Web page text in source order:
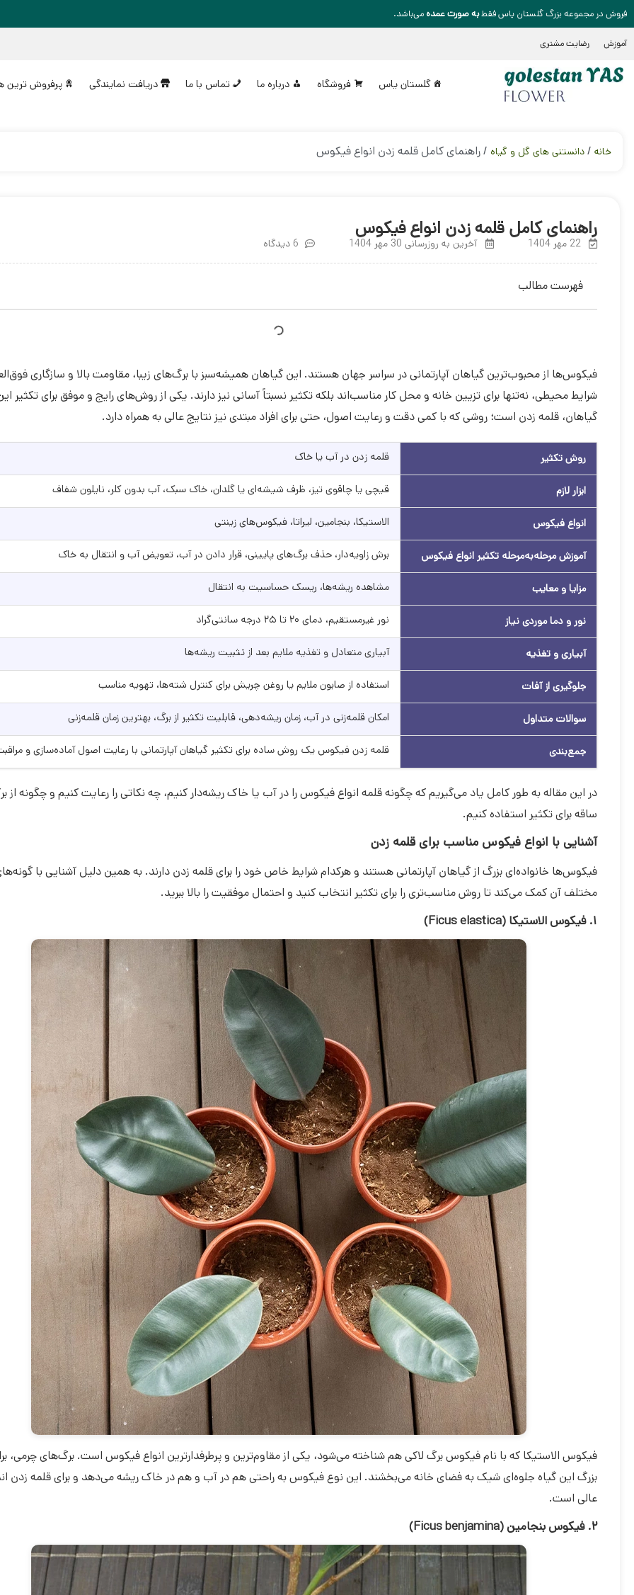
فروش در مجموعه بزرگ گلستان یاس فقطبه صورت عمده می‌باشد.
آموزش رضایت مشتری
گلستان یاس فروشگاه درباره ما تماس با ما دریافت نمایندگی پرفروش ترین
خانه / دانستنی های گل و گیاه / راهنمای کامل قلمه زدن انواع فیکوس
راهنمای کامل قلمه زدن انواع فیکوس
22 مهر 1404 آخرین به روزرسانی 30 مهر 1404 6 دیدگاه
فهرست مطالب
فیکوس‌ها از محبوب‌ترین گیاهان آپارتمانی در سراسر جهان هستند. این گیاهان همیشه‌سبز با برگ‌های زیبا، مقاومت بالا و سازگاری
شرایط محیطی، نه‌تنها برای تزیین خانه و محل کار مناسب‌اند بلکه تکثیر نسبتاً آسانی نیز دارند. یکی از روش‌های رایج و موفق برای تکثیر
گیاهان، قلمه زدن است؛ روشی که با کمی دقت و رعایت اصول، حتی برای افراد مبتدی نیز نتایج عالی به همراه دارد.
روش تکثیر قلمه زدن در آب یا خاک
ابزار لازم قیچی یا چاقوی تیز، ظرف شیشه‌ای یا گلدان، خاک سبک، آب بدون کلر، نایلون شفاف
انواع فیکوس‌ الاستیکا، بنجامین، لیراتا، فیکوس‌های زینتی
آموزش مرحله‌به‌مرحله تکثیر انواع فیکوس برش زاویه‌دار، حذف برگ‌های پایینی، قرار دادن در آب، تعویض آب و انتقال به خاک
مزایا و معایب مشاهده ریشه‌ها، ریسک حساسیت به انتقال
نور و دما موردی نیاز نور غیرمستقیم، دمای ۲۰ تا ۲۵ درجه سانتی‌گراد
آبیاری و تغذیه آبیاری متعادل و تغذیه ملایم بعد از تثبیت ریشه‌ها
جلوگیری از آفات استفاده از صابون ملایم یا روغن چریش برای کنترل شته‌ها، تهویه مناسب
سوالات متداول امکان قلمه‌زنی در آب، زمان ریشه‌دهی، قابلیت تکثیر از برگ، بهترین زمان قلمه‌زنی
جمع‌بندی قلمه زدن فیکوس‌ یک روش ساده برای تکثیر گیاهان آپارتمانی با رعایت اصول آماده‌سازی و
در این مقاله به طور کامل یاد می‌گیریم که چگونه قلمه انواع فیکوس را در آب یا خاک ریشه‌دار کنیم، چه نکاتی را رعایت کنیم و چگونه از
ساقه برای تکثیر استفاده کنیم.
آشنایی با انواع فیکوس مناسب برای قلمه زدن
فیکوس‌ها خانواده‌ای بزرگ از گیاهان آپارتمانی هستند و هرکدام شرایط خاص خود را برای قلمه زدن دارند. به همین دلیل آشنایی با
مختلف آن کمک می‌کند تا روش مناسب‌تری را برای تکثیر انتخاب کنید و احتمال موفقیت را بالا ببرید.
۱. فیکوس الاستیکا (Ficus elastica)
فیکوس الاستیکا که با نام فیکوس برگ لاکی هم شناخته می‌شود، یکی از مقاوم‌ترین و پرطرفدارترین انواع فیکوس است. برگ‌های چرمی،
بزرگ این گیاه جلوه‌ای شیک به فضای خانه می‌بخشند. این نوع فیکوس به راحتی هم در آب و هم در خاک ریشه می‌دهد و برای قلمه زدن
عالی است.
۲. فیکوس بنجامین (Ficus benjamina)